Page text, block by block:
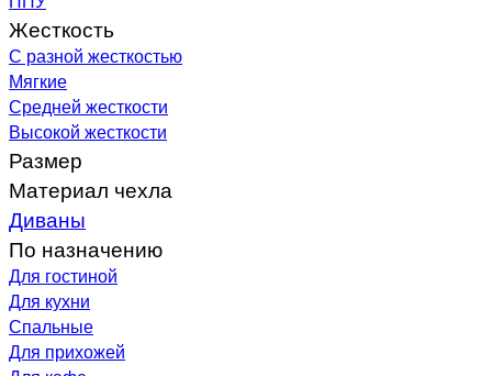
Жесткость
С разной жесткостью
Мягкие
Средней жесткости
Высокой жесткости
Размер
Материал чехла
Диваны
По назначению
Для гостиной
Для кухни
Спальные
Для прихожей